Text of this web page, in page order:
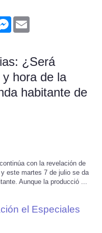
Messenger
¿Será
hora de la
habitante de
con la revelación de
este martes 7 de julio se da
Aunque la producció ...
el Especiales